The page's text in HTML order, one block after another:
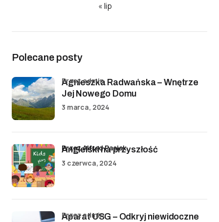
« lip
Polecane posty
Agnieszka Radwańska – Wnętrze
Jej Nowego Domu
przez admin
3 marca, 2024
Angielski na przyszłość
przez Alfred Pasiak
3 czerwca, 2024
Aparat USG – Odkryj niewidoczne
przez admin